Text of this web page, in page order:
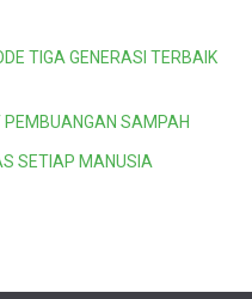
TIGA GENERASI TERBAIK
PEMBUANGAN SAMPAH
SETIAP MANUSIA